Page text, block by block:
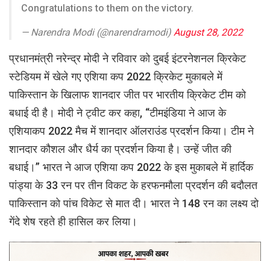
Congratulations to them on the victory.
— Narendra Modi (@narendramodi) August 28, 2022
प्रधानमंत्री नरेन्द्र मोदी ने रविवार को दुबई इंटरनेशनल क्रिकेट
स्टेडियम में खेले गए एशिया कप 2022 क्रिकेट मुकाबले में
पाकिस्तान के खिलाफ शानदार जीत पर भारतीय क्रिकेट टीम को
बधाई दी है। मोदी ने ट्वीट कर कहा, “टीमइंडिया ने आज के
एशियाकप 2022 मैच में शानदार ऑलराउंड प्रदर्शन किया। टीम ने
शानदार कौशल और धैर्य का प्रदर्शन किया है। उन्हें जीत की
बधाई।” भारत ने आज एशिया कप 2022 के इस मुकाबले में हार्दिक
पांड्या के 33 रन पर तीन विकट के हरफनमौला प्रदर्शन की बदौलत
पाकिस्तान को पांच विकेट से मात दी। भारत ने 148 रन का लक्ष्य दो
गेंदे शेष रहते ही हासिल कर लिया।